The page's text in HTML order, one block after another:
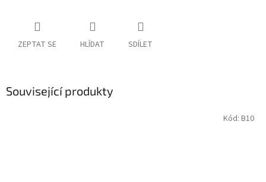
ZEPTAT SE HLÍDAT SDÍLET
Související produkty
Kód: B10